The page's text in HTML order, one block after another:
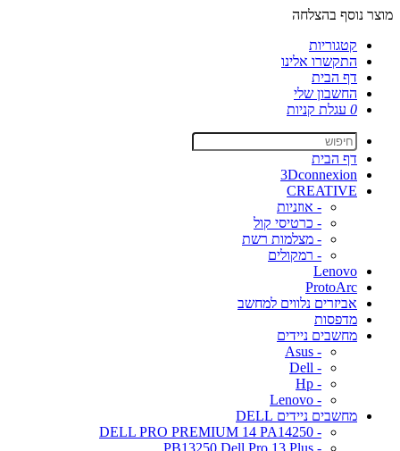
מוצר נוסף בהצלחה
קטגוריות
התקשרו אלינו
דף הבית
החשבון שלי
0 עגלת קניות
דף הבית
3Dconnexion
CREATIVE
- אוזניות
- כרטיסי קול
- מצלמות רשת
- רמקולים
Lenovo
ProtoArc
אביזרים נלווים למחשב
מדפסות
מחשבים ניידים
- Asus
- Dell
- Hp
- Lenovo
מחשבים ניידים DELL
- DELL PRO PREMIUM 14 PA14250
- PB13250 Dell Pro 13 Plus